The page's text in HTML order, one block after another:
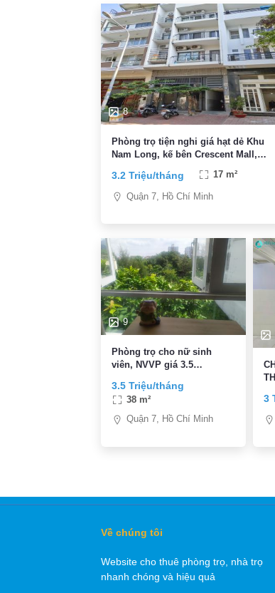
8
Phòng trọ tiện nghi giá hạt dẻ Khu
Nam Long, kế bên Crescent Mall,
3.2 Triệu/tháng 17 m²
Quận 7, Hồ Chí Minh
9
Phòng trọ cho nữ sinh
viên, NVVP giá 3.5
3.5 Triệu/tháng
38 m²
Quận 7, Hồ Chí Minh
3
Về chúng tôi
Website cho thuê phòng trọ, nhà trọ
nhanh chóng và hiệu quả